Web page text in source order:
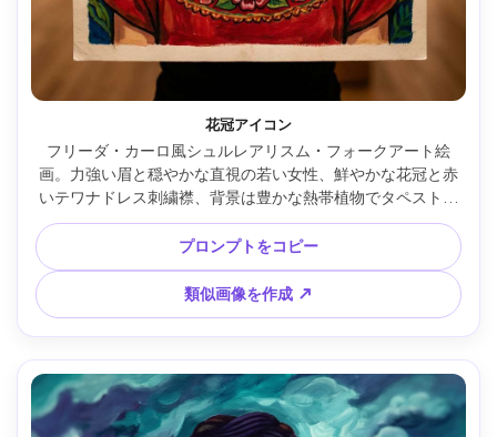
花冠アイコン
フリーダ・カーロ風シュルレアリスム・フォークアート絵
画。力強い眉と穏やかな直視の若い女性、鮮やかな花冠と赤
いテワナドレス刺繍襟、背景は豊かな熱帯植物でタペストリ
ーのように満たされる。太い輪郭、鮮やかな色、手描きの質
感、象徴の蝶が肩付近に浮かび、礼拝的ポートレート構図。
詳細、高品質、85mmレンズ、浅い被写界深度、柔らかなシ
ネマティック照明 --ar 4:5
プロンプトをコピー
類似画像を作成 ↗